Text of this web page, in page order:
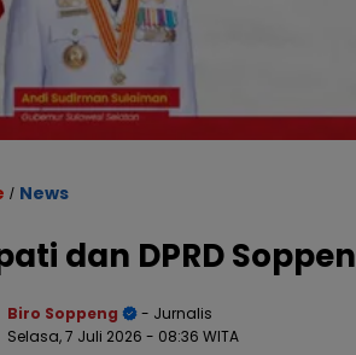
/ News
dan DPRD
Biro Soppeng
- Jurnalis
Selasa, 7 Juli 2026 - 08:36 WITA